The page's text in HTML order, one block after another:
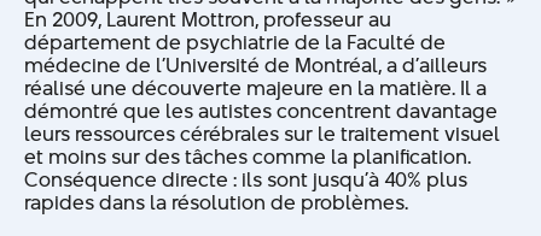
En 2009, Laurent Mottron, professeur au
département de psychiatrie de la Faculté de
médecine de l’Université de Montréal, a d’ailleurs
réalisé une découverte majeure en la matière. Il a
démontré que les autistes concentrent davantage
leurs ressources cérébrales sur le traitement visuel
et moins sur des tâches comme la planification.
Conséquence directe : ils sont jusqu’à 40% plus
rapides dans la résolution de problèmes.